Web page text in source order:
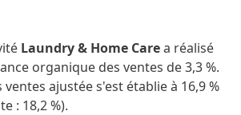
Laundry & Home Carea réalisé
organique des ventes de 3,3 %.
ajustée s'est établie à 16,9 %
: 18,2 %).